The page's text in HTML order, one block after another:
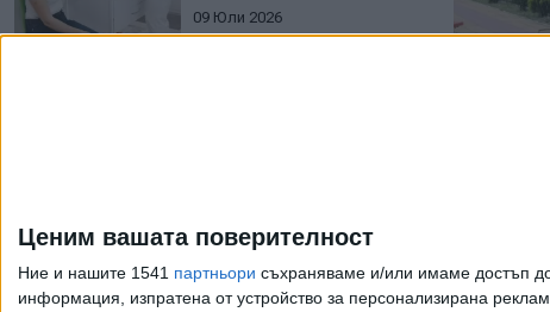
Ценим вашата поверителност
Ние и нашите 1541 партньори съхраняваме и/или имаме достъп
информация, изпратена от устройство за персонализирана
09 Юли 2026
бебета в България